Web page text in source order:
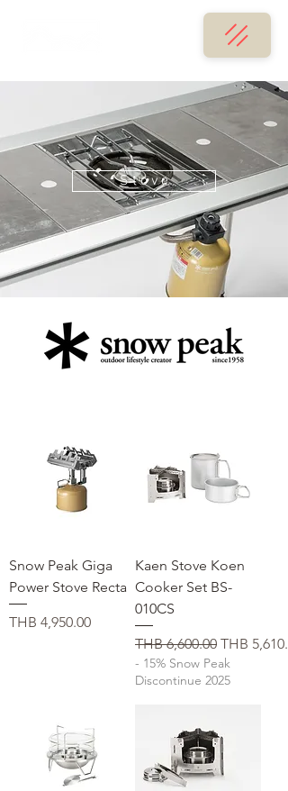
S t o v e
Snow Peak Giga
Power Stove Recta
価格
THB 4,950.00
Kaen Stove Koen
Cooker Set BS-
010CS
通常価格
THB 6,600.00 セール価格
THB
- 15% Snow Peak
Discontinue 2025